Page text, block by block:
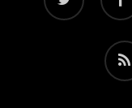
RSS